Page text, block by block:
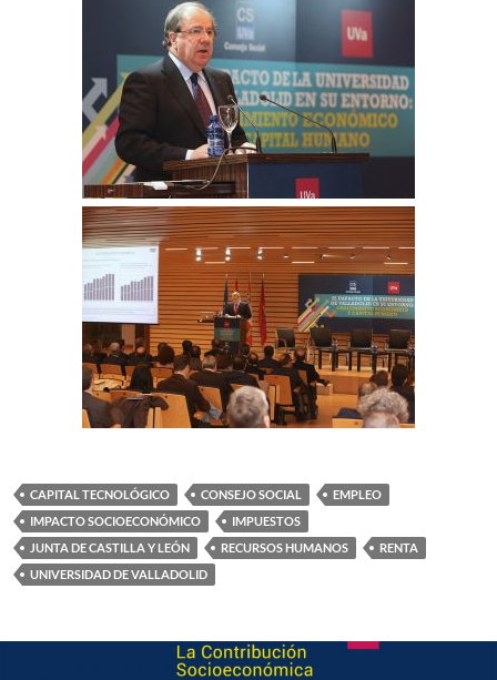
CAPITAL TECNOLÓGICO CONSEJO SOCIAL
EMPLEO
IMPACTO SOCIOECONÓMICO
IMPUESTOS
JUNTA DE CASTILLA Y LEÓN
RECURSOS HUMANOS
RENTA
UNIVERSIDAD DE VALLADOLID